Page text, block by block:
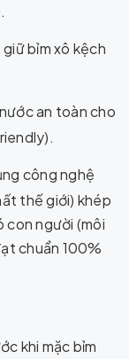
bỉm xô kệch
an toàn cho
công nghệ
thế giới) khép
con người (môi
chuẩn 100%
khi mặc bỉm